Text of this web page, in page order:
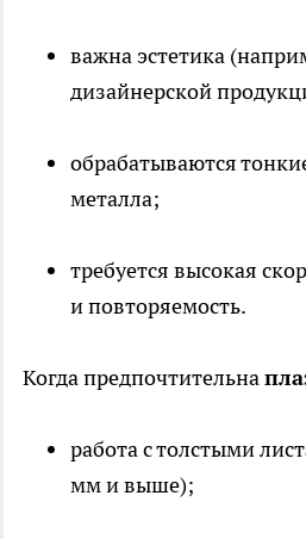
важна эстетика
дизайнерской
обрабатываются
металла;
требуется высокая
и повторяемость.
Когда предпочтительна
работа с толстыми
мм и выше);